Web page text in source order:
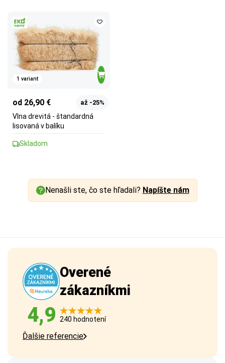
1 variant
od 26,90 € až -25%
Vlna drevitá - štandardná
lisovaná v balíku
Skladom
Nenašli ste, čo ste hľadali? Napíšte nám
Overené
zákazníkmi
4,9 240 hodnotení
Ďalšie referencie